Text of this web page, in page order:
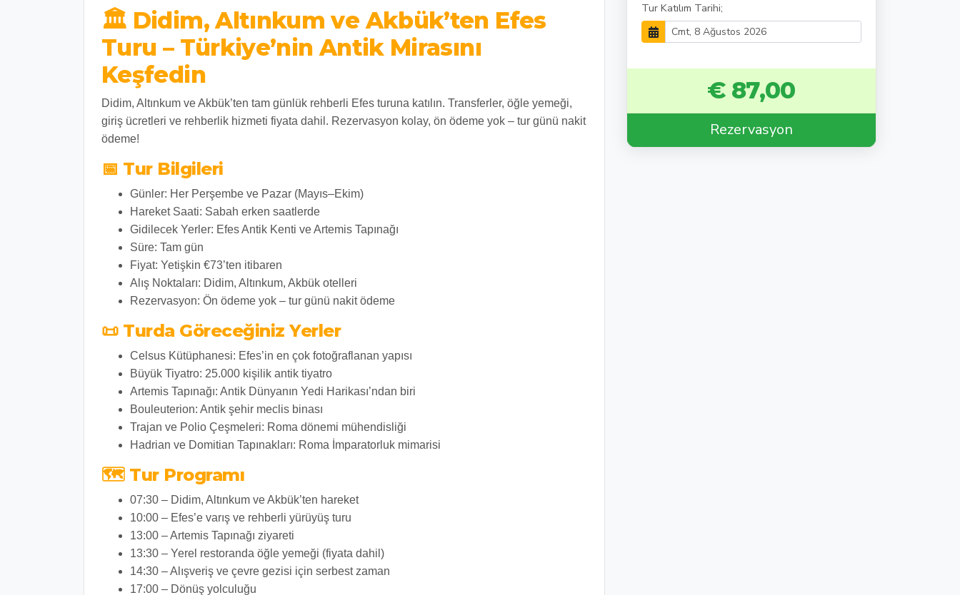
🏛️ Didim, Altınkum ve Akbük’ten Efes
Turu – Türkiye’nin Antik Mirasını
Keşfedin
Didim, Altınkum ve Akbük’ten tam günlük rehberli Efes turuna katılın. Transferler, öğle yemeği,
giriş ücretleri ve rehberlik hizmeti fiyata dahil. Rezervasyon kolay, ön ödeme yok – tur günü nakit
ödeme!
📅 Tur Bilgileri
Günler: Her Perşembe ve Pazar (Mayıs–Ekim)
Hareket Saati: Sabah erken saatlerde
Gidilecek Yerler: Efes Antik Kenti ve Artemis Tapınağı
Süre: Tam gün
Fiyat: Yetişkin €73’ten itibaren
Alış Noktaları: Didim, Altınkum, Akbük otelleri
Rezervasyon: Ön ödeme yok – tur günü nakit ödeme
📜 Turda Göreceğiniz Yerler
Celsus Kütüphanesi: Efes’in en çok fotoğraflanan yapısı
Büyük Tiyatro: 25.000 kişilik antik tiyatro
Artemis Tapınağı: Antik Dünyanın Yedi Harikası’ndan biri
Bouleuterion: Antik şehir meclis binası
Trajan ve Polio Çeşmeleri: Roma dönemi mühendisliği
Hadrian ve Domitian Tapınakları: Roma İmparatorluk mimarisi
🗺️ Tur Programı
07:30 – Didim, Altınkum ve Akbük’ten hareket
10:00 – Efes’e varış ve rehberli yürüyüş turu
13:00 – Artemis Tapınağı ziyareti
13:30 – Yerel restoranda öğle yemeği (fiyata dahil)
14:30 – Alışveriş ve çevre gezisi için serbest zaman
17:00 – Dönüş yolculuğu
Tur Katılım Tarihi;
€ 87,00
Rezervasyon